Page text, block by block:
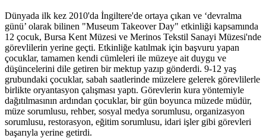
Dünyada ilk kez 2010'da İngiltere'de ortaya çıkan ve ‘devralma
günü’ olarak bilinen "Museum Takeover Day" etkinliği kapsamında
12 çocuk, Bursa Kent Müzesi ve Merinos Tekstil Sanayi Müzesi'nde
görevlilerin yerine geçti. Etkinliğe katılmak için başvuru yapan
çocuklar, tamamen kendi cümleleri ile müzeye ait duygu ve
düşüncelerini dile getiren bir mektup yazıp gönderdi. 9-12 yaş
grubundaki çocuklar, sabah saatlerinde müzelere gelerek görevlilerle
birlikte oryantasyon çalışması yaptı. Görevlerin kura yöntemiyle
dağıtılmasının ardından çocuklar, bir gün boyunca müzede müdür,
müze sorumlusu, rehber, sosyal medya sorumlusu, organizasyon
sorumlusu, restorasyon, eğitim sorumlusu, idari işler gibi görevleri
başarıyla yerine getirdi.